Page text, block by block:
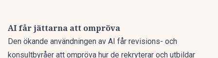
AI får jättarna att ompröva
Den ökande användningen av AI får revisions- och
konsultbyråer att ompröva hur de rekryterar och utbildar